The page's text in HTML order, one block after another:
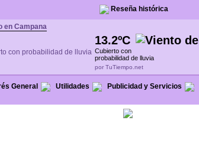
Reseña histórica
en Campana
13.2ºC
Cubierto con
probabilidad de lluvia
por TuTiempo.net
General Utilidades Publicidad y Servicios